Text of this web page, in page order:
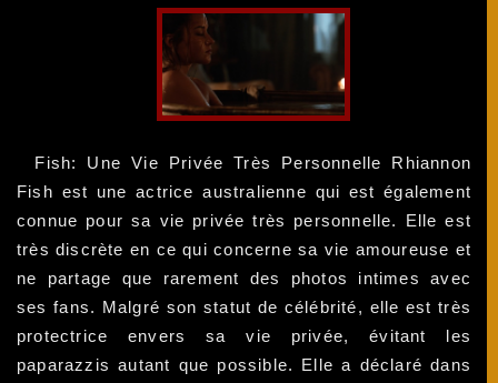
Fish: Une Vie Privée Très Personnelle Rhiannon
Fish est une actrice australienne qui est également
connue pour sa vie privée très personnelle. Elle est
très discrète en ce qui concerne sa vie amoureuse et
ne partage que rarement des photos intimes avec
ses fans. Malgré son statut de célébrité, elle est très
protectrice envers sa vie privée, évitant les
paparazzis autant que possible. Elle a déclaré dans